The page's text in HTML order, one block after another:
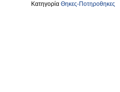
Κατηγορία Θηκες-Ποτηροθηκες